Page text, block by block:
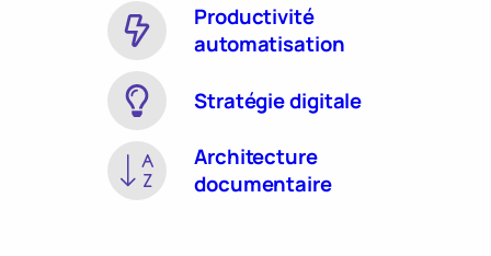
Productivité
automatisation
Stratégie digitale
Architecture
documentaire